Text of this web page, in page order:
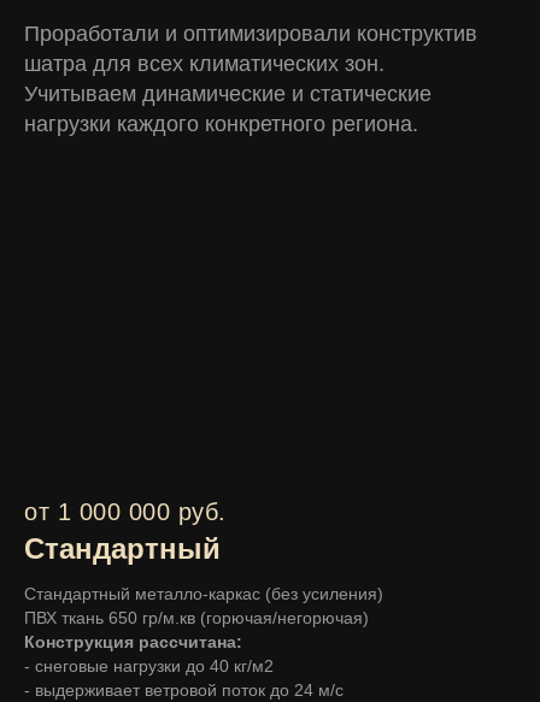
Проработали и оптимизировали конструктив
шатра для всех климатических зон.
Учитываем динамические и статические
нагрузки каждого конкретного региона.
от 1 000 000 руб.
Стандартный
Стандартный металло-каркас (без усиления)
ПВХ ткань 650 гр/м.кв (горючая/негорючая)
Конструкция рассчитана:
- снеговые нагрузки до 40 кг/м2
- выдерживает ветровой поток до 24 м/с